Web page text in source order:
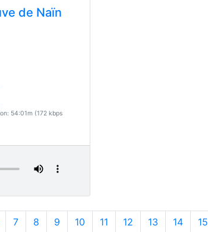
de Naïn
54:01m (172 kbps
7 8 9 10 11 12 13 14 15